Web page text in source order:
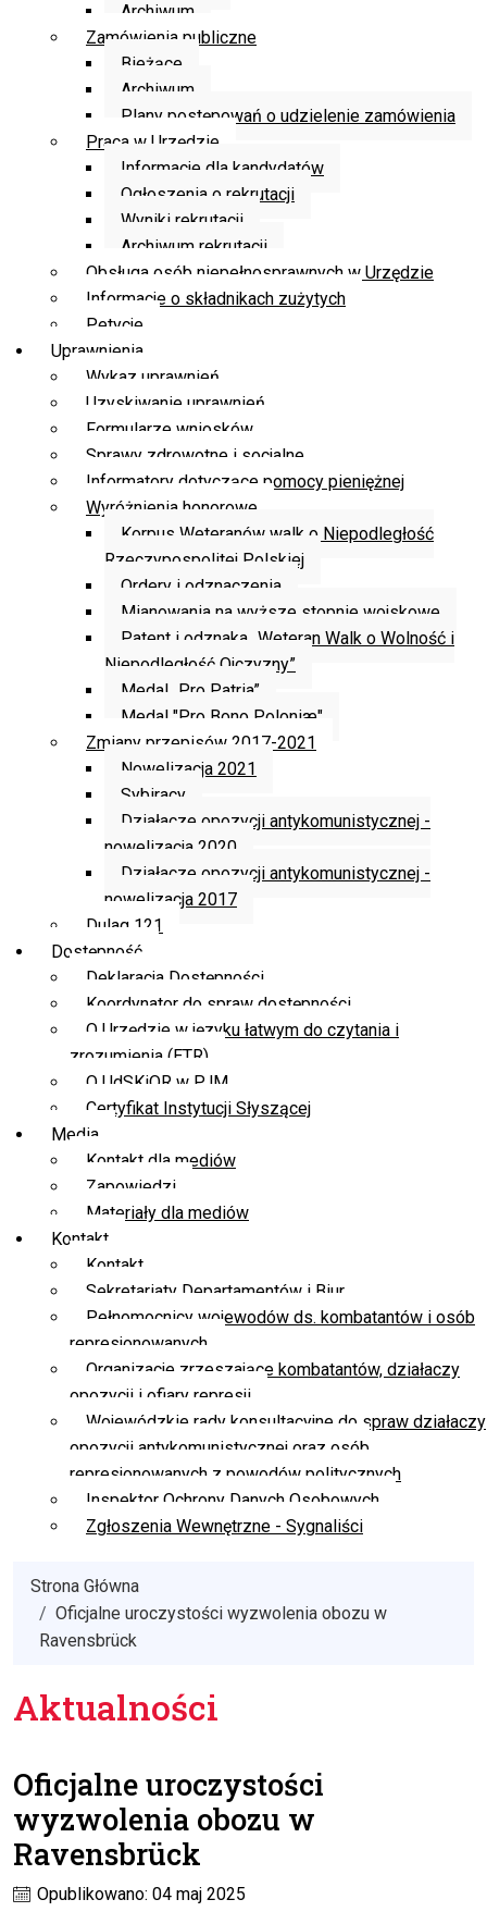
Archiwum
Zamówienia publiczne
Bieżące
Archiwum
Plany postępowań o udzielenie zamówienia
Praca w Urzędzie
Informacje dla kandydatów
Ogłoszenia o rekrutacji
Wyniki rekrutacji
Archiwum rekrutacji
Obsługa osób niepełnosprawnych w Urzędzie
Informacje o składnikach zużytych
Petycje
Uprawnienia
Wykaz uprawnień
Uzyskiwanie uprawnień
Formularze wniosków
Sprawy zdrowotne i socjalne
Informatory dotyczące pomocy pieniężnej
Wyróżnienia honorowe
Korpus Weteranów walk o Niepodległość
Rzeczypospolitej Polskiej
Ordery i odznaczenia
Mianowania na wyższe stopnie wojskowe
Patent i odznaka „Weteran Walk o Wolność i
Niepodległość Ojczyzny”
Medal „Pro Patria”
Medal "Pro Bono Poloniæ"
Zmiany przepisów 2017-2021
Nowelizacja 2021
Sybiracy
Działacze opozycji antykomunistycznej -
nowelizacja 2020
Działacze opozycji antykomunistycznej -
nowelizacja 2017
Dulag 121
Dostępność
Deklaracja Dostępności
Koordynator do spraw dostępności
O Urzędzie w języku łatwym do czytania i
zrozumienia (ETR)
O UdSKiOR w PJM
Certyfikat Instytucji Słyszącej
Media
Kontakt dla mediów
Zapowiedzi
Materiały dla mediów
Kontakt
Kontakt
Sekretariaty Departamentów i Biur
Pełnomocnicy wojewodów ds. kombatantów i osób
represjonowanych
Organizacje zrzeszające kombatantów, działaczy
opozycji i ofiary represji
Wojewódzkie rady konsultacyjne do spraw działaczy
opozycji antykomunistycznej oraz osób
represjonowanych z powodów politycznych
Inspektor Ochrony Danych Osobowych
Zgłoszenia Wewnętrzne - Sygnaliści
Strona Główna
Oficjalne uroczystości wyzwolenia obozu w
Ravensbrück
Aktualności
Oficjalne uroczystości
wyzwolenia obozu w
Ravensbrück
Opublikowano: 04 maj 2025